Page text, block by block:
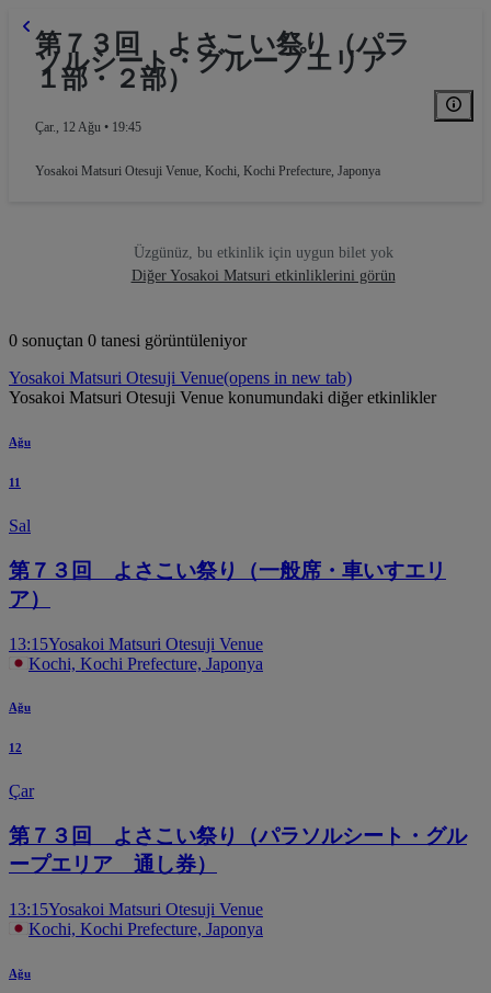
第７３回 よさこい祭り（パラ
ソルシート・グループエリア
１部・２部）
Çar., 12 Ağu • 19:45
Yosakoi Matsuri Otesuji Venue, Kochi, Kochi Prefecture, Japonya
Üzgünüz, bu etkinlik için uygun bilet yok
Diğer Yosakoi Matsuri etkinliklerini görün
0 sonuçtan 0 tanesi görüntüleniyor
Yosakoi Matsuri Otesuji Venue(opens in new tab)
Yosakoi Matsuri Otesuji Venue konumundaki diğer etkinlikler
Ağu
11
Sal
第７３回 よさこい祭り（一般席・車いすエリ
ア）
13:15Yosakoi Matsuri Otesuji Venue
Kochi, Kochi Prefecture, Japonya
Ağu
12
Çar
第７３回 よさこい祭り（パラソルシート・グル
ープエリア 通し券）
13:15Yosakoi Matsuri Otesuji Venue
Kochi, Kochi Prefecture, Japonya
Ağu